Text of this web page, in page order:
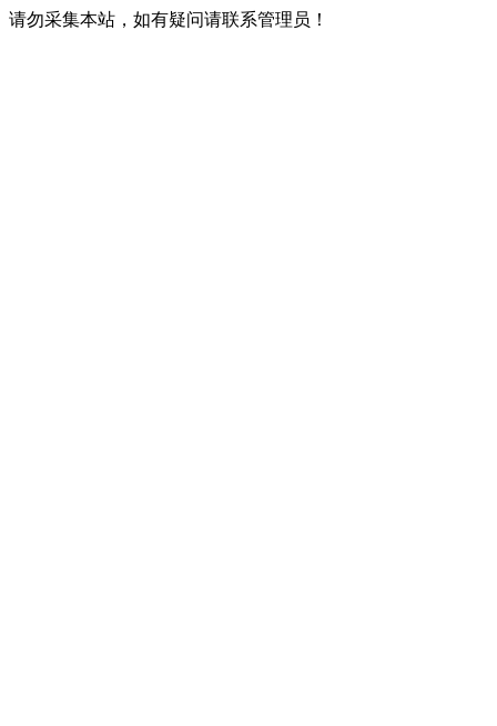
请勿采集本站，如有疑问请联系管理员！